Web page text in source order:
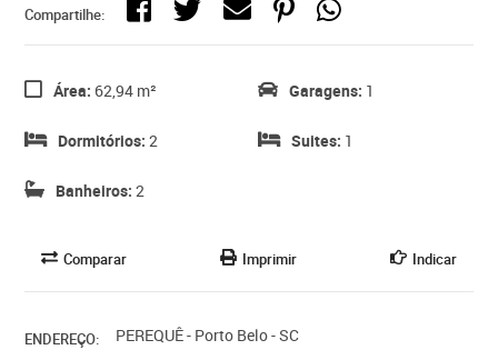
Compartilhe:
Área: 62,94 m²
Dormitórios: 2
Banheiros: 2
Garagens: 1
Suites: 1
Comparar Imprimir Indicar
ENDEREÇO: PEREQUÊ - Porto Belo - SC